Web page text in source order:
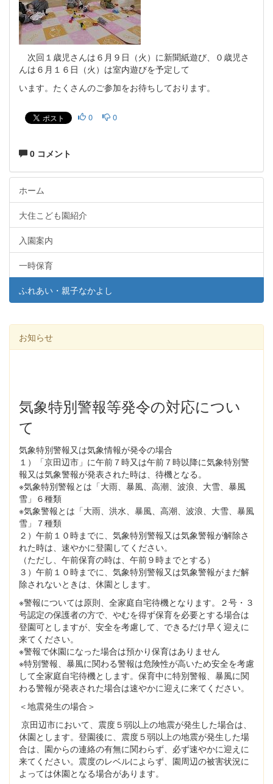
次回１歳児さんは６月９日（火）に新聞紙遊び、０歳児さ
んは６月１６日（火）は室内遊びを予定して
います。たくさんのご参加をお待ちしております。
0 0
0 コメント
ホーム
大住こども園紹介
入園案内
一時保育
ふれあい・親子なかよし
お知らせ
気象特別警報等発令の対応につい
て
気象特別警報又は気象情報が発令の場合
１）「京田辺市」に午前７時又は午前７時以降に気象特別警
報又は気象警報が発表された時は、待機となる。
※気象特別警報とは「大雨、暴風、高潮、波浪、大雪、暴風
雪」６種類
※気象警報とは「大雨、洪水、暴風、高潮、波浪、大雪、暴風
雪」７種類
２）午前１０時までに、気象特別警報又は気象警報が解除さ
れた時は、速やかに登園してください。
（ただし、午前保育の時は、午前９時までとする）
３）午前１０時までに、気象特別警報又は気象警報がまだ解
除されないときは、休園とします。
※警報については原則、全家庭自宅待機となります。２号・３
号認定の保護者の方で、やむを得ず保育を必要とする場合は
登園可としますが、安全を考慮して、できるだけ早く迎えに
来てください。
※警報で休園になった場合は預かり保育はありません
※特別警報、暴風に関わる警報は危険性が高いため安全を考慮
して全家庭自宅待機とします。保育中に特別警報、暴風に関
わる警報が発表された場合は速やかに迎えに来てください。
＜地震発生の場合＞
京田辺市において、震度５弱以上の地震が発生した場合は、
休園とします。登園後に、震度５弱以上の地震が発生した場
合は、園からの連絡の有無に関わらず、必ず速やかに迎えに
来てください。震度のレベルによらず、園周辺の被害状況に
よっては休園となる場合があります。